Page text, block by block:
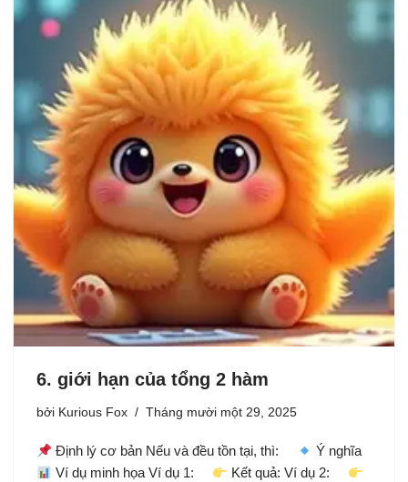
6. giới hạn của tổng 2 hàm
bởi Kurious Fox Tháng mười một 29, 2025
Định lý cơ bản Nếu và đều tồn tại, thì:
Ý nghĩa
Ví dụ minh họa Ví dụ 1:
Kết quả: Ví dụ 2: